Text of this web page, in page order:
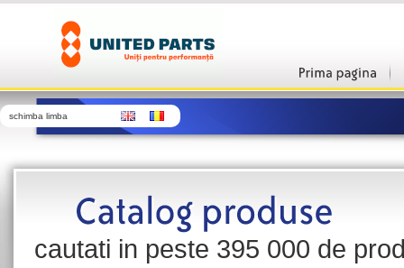
schimba limba
cautati in peste 395 000 de